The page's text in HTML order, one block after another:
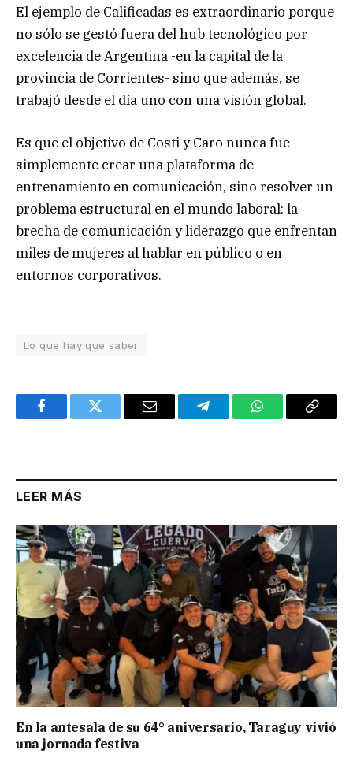
El ejemplo de Calificadas es extraordinario porque
no sólo se gestó fuera del hub tecnológico por
excelencia de Argentina -en la capital de la
provincia de Corrientes- sino que además, se
trabajó desde el día uno con una visión global.
Es que el objetivo de Costi y Caro nunca fue
simplemente crear una plataforma de
entrenamiento en comunicación, sino resolver un
problema estructural en el mundo laboral: la
brecha de comunicación y liderazgo que enfrentan
miles de mujeres al hablar en público o en
entornos corporativos.
Lo que hay que saber
FacebookTwitter Email TelegramWhatsAppCopy
LEER MÁS
En la antesala de su 64° aniversario, Taraguy vivió
una jornada festiva